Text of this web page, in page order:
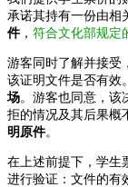
承诺其持有一份由相
件， 符合文化部规定
游客同时了解并接受
该证明文件是否有效
场。游客也同意，该
拒的情况及其后果概
明原件。
在上述前提下，学生
进行验证：文件的有